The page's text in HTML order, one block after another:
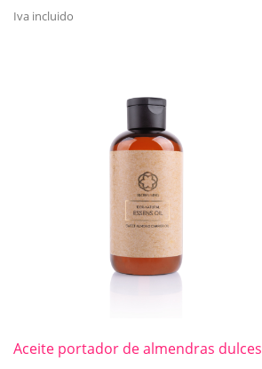
Iva incluido
Aceite portador de almendras dulces